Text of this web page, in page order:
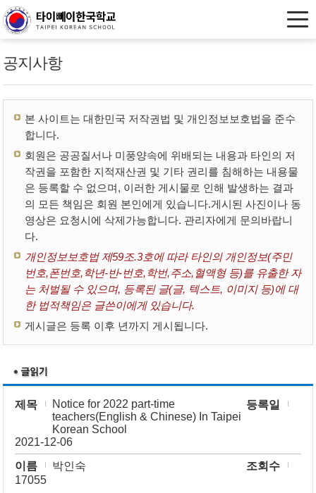
공지사항
본 사이트는 대한민국 저작권법 및 개인정보보호법을 준수
합니다.
회원은 공공질서나 미풍양속에 위배되는 내용과 타인의 저
작권을 포함한 지적재산권 및 기타 권리를 침해하는 내용물
은 등록할 수 없으며, 이러한 게시물로 인해 발생하는 결과
의 모든 책임은 회원 본인에게 있습니다.게시된 사진이나 동
영상은 요청시에 삭제가능합니다. 관리자에게 문의바랍니
다.
개인정보보호법 제59조.3호에 따라 타인의 개인정보(주민
번호,폰번호,학년-반-번호,학번,주소,혈액형 등)를 유출한 자
는 처벌될 수 있으며, 등록된 글(글, 텍스트, 이미지 등)에 대
한 법적책임은 글쓴이에게 있습니다.
게시글은 등록 이후 년까지 게시됩니다.
제목
Notice for 2022 part-time
teachers(English & Chinese) In Taipei
Korean School
등록일
2021-12-06
이름
박인숙
조회수
17055